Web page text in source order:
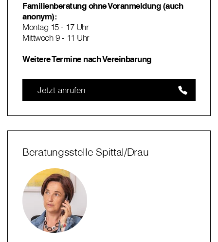
Familienberatung ohne Voranmeldung (auch
anonym):
Montag 15 - 17 Uhr
Mittwoch 9 - 11 Uhr
Weitere Termine nach Vereinbarung
Jetzt anrufen
Beratungsstelle Spittal/Drau